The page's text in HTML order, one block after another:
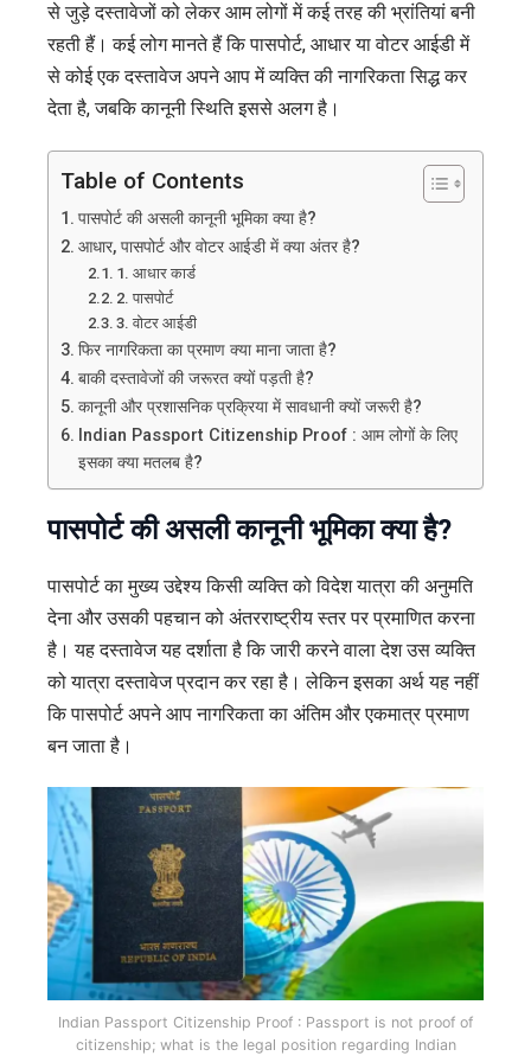
से जुड़े दस्तावेजों को लेकर आम लोगों में कई तरह की भ्रांतियां बनी
रहती हैं। कई लोग मानते हैं कि पासपोर्ट, आधार या वोटर आईडी में
से कोई एक दस्तावेज अपने आप में व्यक्ति की नागरिकता सिद्ध कर
देता है, जबकि कानूनी स्थिति इससे अलग है।
Table of Contents
पासपोर्ट की असली कानूनी भूमिका क्या है?
आधार, पासपोर्ट और वोटर आईडी में क्या अंतर है?
1. आधार कार्ड
2. पासपोर्ट
3. वोटर आईडी
फिर नागरिकता का प्रमाण क्या माना जाता है?
बाकी दस्तावेजों की जरूरत क्यों पड़ती है?
कानूनी और प्रशासनिक प्रक्रिया में सावधानी क्यों जरूरी है?
Indian Passport Citizenship Proof : आम लोगों के लिए
इसका क्या मतलब है?
पासपोर्ट की असली कानूनी भूमिका क्या है?
पासपोर्ट का मुख्य उद्देश्य किसी व्यक्ति को विदेश यात्रा की अनुमति
देना और उसकी पहचान को अंतरराष्ट्रीय स्तर पर प्रमाणित करना
है। यह दस्तावेज यह दर्शाता है कि जारी करने वाला देश उस व्यक्ति
को यात्रा दस्तावेज प्रदान कर रहा है। लेकिन इसका अर्थ यह नहीं
कि पासपोर्ट अपने आप नागरिकता का अंतिम और एकमात्र प्रमाण
बन जाता है।
Indian Passport Citizenship Proof : Passport is not proof of
citizenship; what is the legal position regarding Indian